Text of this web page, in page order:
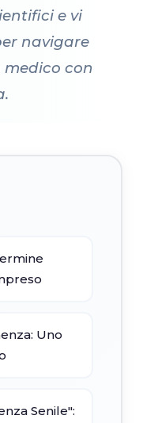
e vi
navigare
con
Uno
Senile":